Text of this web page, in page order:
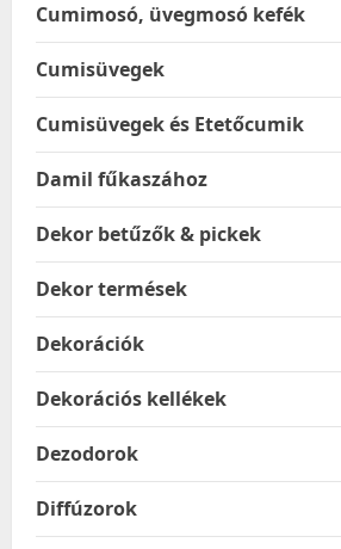
Cumimosó, üvegmosó kefék
Cumisüvegek
Cumisüvegek és Etetőcumik
Damil fűkaszához
Dekor betűzők & pickek
Dekor termések
Dekorációk
Dekorációs kellékek
Dezodorok
Diffúzorok